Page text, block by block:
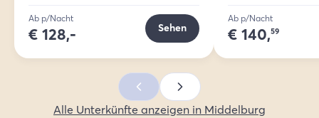
Ab p/Nacht
€ 128,- Sehen
Ab p/Nacht
€ 140,59
Alle Unterkünfte anzeigen in Middelburg